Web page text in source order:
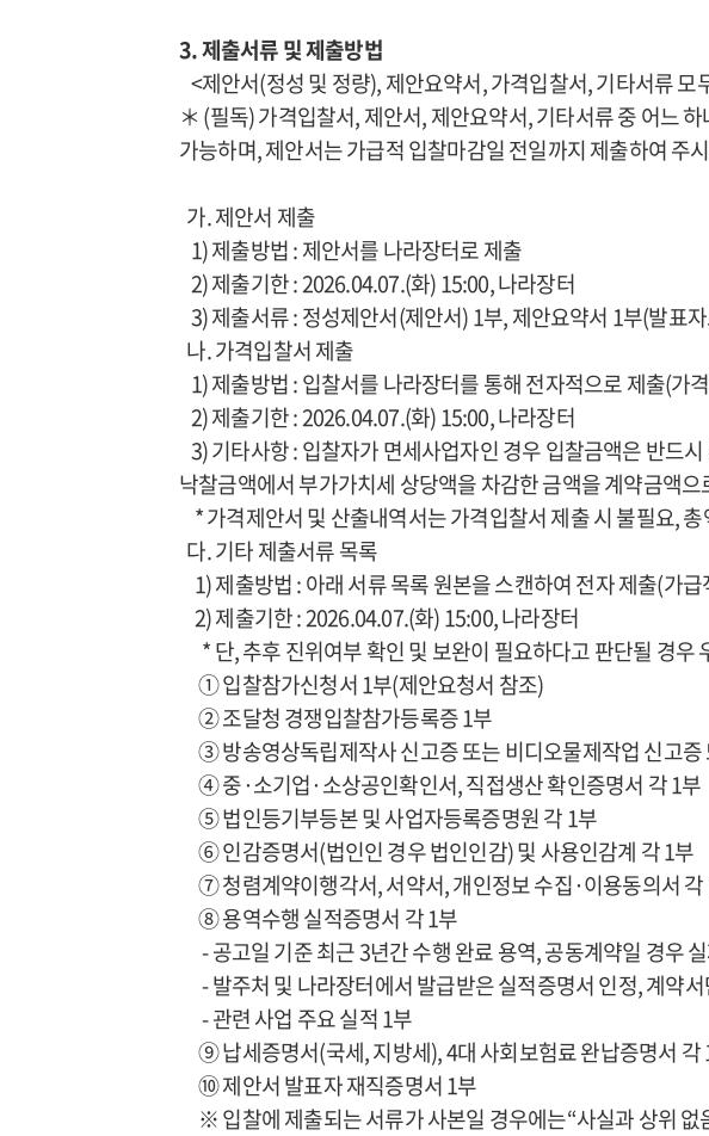
3. 제출서류 및 제출방법
<제안서(정성 및 정량), 제안요약서, 가격입찰서, 기타서류
＊ (필독) 가격입찰서, 제안서, 제안요약서, 기타서류 중 어느
가능하며, 제안서는 가급적 입찰마감일 전일까지 제출하여 주
가. 제안서 제출
1) 제출방법 : 제안서를 나라장터로 제출
2) 제출기한 : 2026.04.07.(화) 15:00, 나라장터
3) 제출서류 : 정성제안서(제안서) 1부, 제안요약서 1부(발표
나. 가격입찰서 제출
1) 제출방법 : 입찰서를 나라장터를 통해 전자적으로 제출(가
2) 제출기한 : 2026.04.07.(화) 15:00, 나라장터
3) 기타사항 : 입찰자가 면세사업자인 경우 입찰금액은 반드
낙찰금액에서 부가가치세 상당액을 차감한 금액을 계약금액으
* 가격제안서 및 산출내역서는 가격입찰서 제출 시 불필요,
다. 기타 제출서류 목록
1) 제출방법 : 아래 서류 목록 원본을 스캔하여 전자 제출(가
2) 제출기한 : 2026.04.07.(화) 15:00, 나라장터
* 단, 추후 진위여부 확인 및 보완이 필요하다고 판단될 경우
① 입찰참가신청서 1부(제안요청서 참조)
② 조달청 경쟁입찰참가등록증 1부
③ 방송영상독립제작사 신고증 또는 비디오물제작업 신고증
④ 중·소기업·소상공인확인서, 직접생산 확인증명서 각 1부
⑤ 법인등기부등본 및 사업자등록증명원 각 1부
⑥ 인감증명서(법인인 경우 법인인감) 및 사용인감계 각 1부
⑦ 청렴계약이행각서, 서약서, 개인정보 수집·이용동의서
⑧ 용역수행 실적증명서 각 1부
- 공고일 기준 최근 3년간 수행 완료 용역, 공동계약일 경우
- 발주처 및 나라장터에서 발급받은 실적증명서 인정, 계약
- 관련 사업 주요 실적 1부
⑨ 납세증명서(국세, 지방세), 4대 사회보험료 완납증명서 각
⑩ 제안서 발표자 재직증명서 1부
※ 입찰에 제출되는 서류가 사본일 경우에는“사실과 상위